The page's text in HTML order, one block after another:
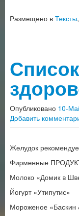
Размещено в Тексты,
Опубликовано 10-
Добавить
Желудок
Фирменные
Молоко «Домик в
Йогурт «Утипутис»
Мороженое «Баскин